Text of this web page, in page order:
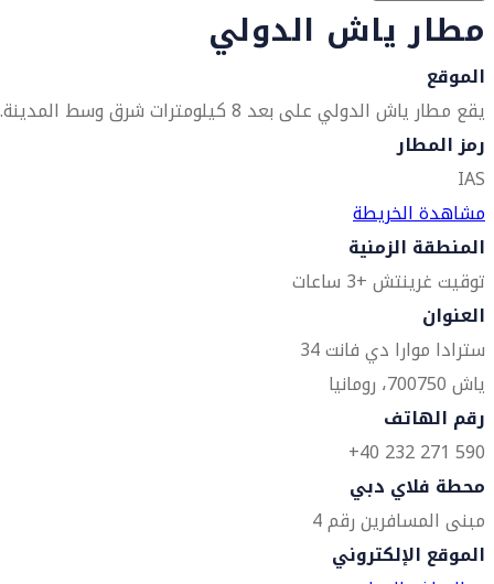
مطار ياش الدولي
الموقع
يقع مطار ياش الدولي على بعد 8 كيلومترات شرق وسط المدينة.
رمز المطار
IAS
مشاهدة الخريطة
المنطقة الزمنية
توقيت غرينتش +3 ساعات
العنوان
سترادا موارا دي فانت 34
ياش 700750، رومانيا
رقم الهاتف
590 271 232 40+
محطة فلاي دبي
مبنى المسافرين رقم 4
الموقع الإلكتروني